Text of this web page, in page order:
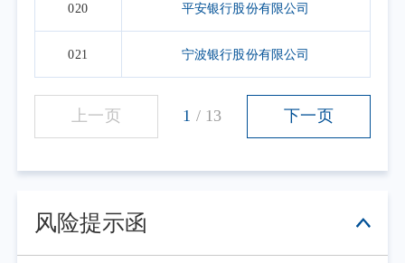
020 平安银行股份有限公司
021 宁波银行股份有限公司
上一页 1 / 13 下一页
风险提示函